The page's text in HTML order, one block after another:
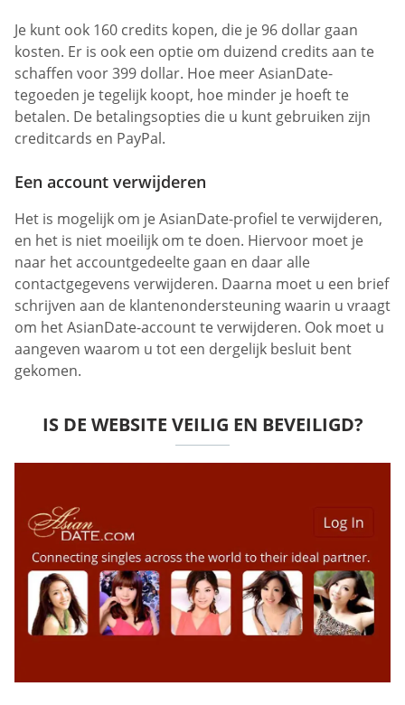
Je kunt ook 160 credits kopen, die je 96 dollar gaan
kosten. Er is ook een optie om duizend credits aan te
schaffen voor 399 dollar. Hoe meer AsianDate-
tegoeden je tegelijk koopt, hoe minder je hoeft te
betalen. De betalingsopties die u kunt gebruiken zijn
creditcards en PayPal.
Een account verwijderen
Het is mogelijk om je AsianDate-profiel te verwijderen,
en het is niet moeilijk om te doen. Hiervoor moet je
naar het accountgedeelte gaan en daar alle
contactgegevens verwijderen. Daarna moet u een brief
schrijven aan de klantenondersteuning waarin u vraagt
om het AsianDate-account te verwijderen. Ook moet u
aangeven waarom u tot een dergelijk besluit bent
gekomen.
IS DE WEBSITE VEILIG EN BEVEILIGD?